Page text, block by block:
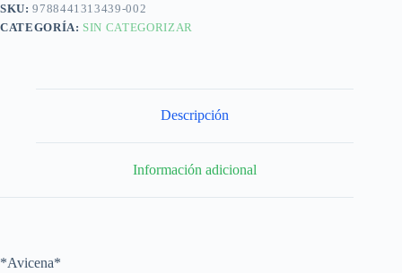
SKU:9788441313439-002
CATEGORÍA: SIN CATEGORIZAR
Descripción
Información adicional
*Avicena*